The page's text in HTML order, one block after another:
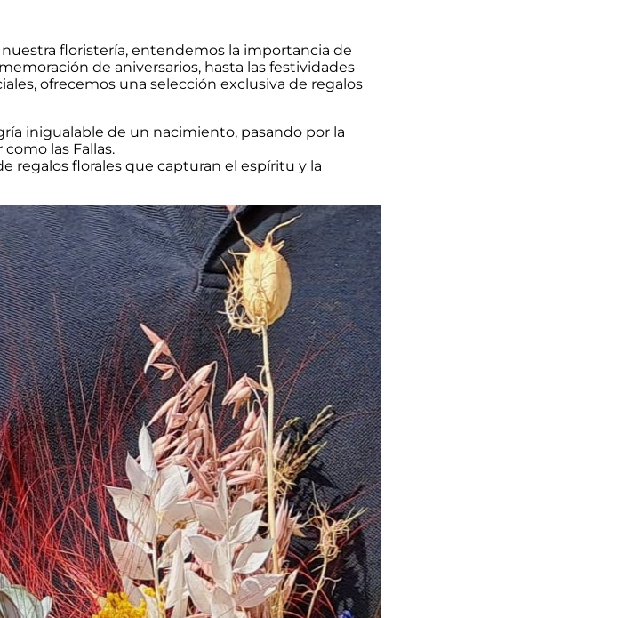
floristería, entendemos la importancia de
de aniversarios, hasta las festividades
ofrecemos una selección exclusiva de regalos
inigualable de un nacimiento, pasando por la
las Fallas.
regalos florales que capturan el espíritu y la